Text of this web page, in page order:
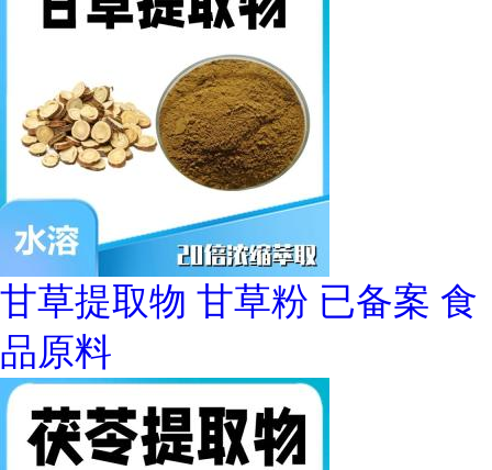
甘草提取物 甘草粉 已备案 食
品原料